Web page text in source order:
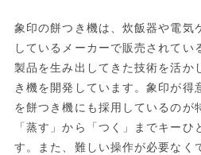
象印の餅つき機は、炊飯器や電気
しているメーカーで販売されてい
製品を生み出してきた技術を活か
き機を開発しています。象印が得
を餅つき機にも採用しているのが
「蒸す」から「つく」までキーひ
す。また、難しい操作が必要なく